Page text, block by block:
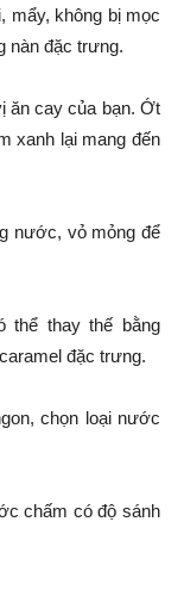
mẩy, không bị mọc
nàn đặc trưng.
ăn cay của bạn. Ớt
xanh lại mang đến
nước, vỏ mỏng để
thể thay thế bằng
đặc trưng.
chọn loại nước
chấm có độ sánh